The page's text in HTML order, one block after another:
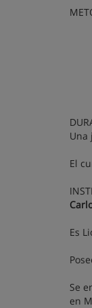
Una
El
Es
Se
en